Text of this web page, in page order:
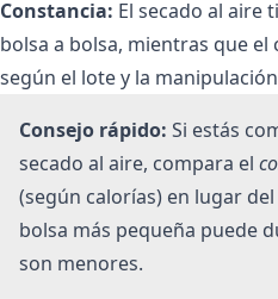
Constancia: El secado al aire
bolsa a bolsa, mientras que
según el lote y la
Consejo rápido: Si estás
secado al aire, compara el
(según calorías) en lugar
bolsa más pequeña puede
son menores.